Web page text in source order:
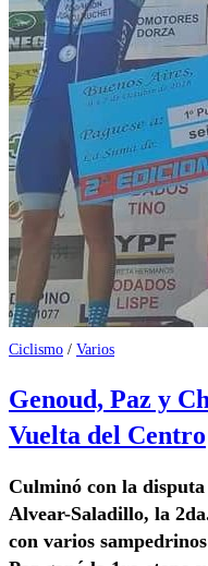
Ciclismo / Varios
Genoud, Paz y
Vuelta del Centro
Culminó con la
Alvear-Saladillo, la
con varios